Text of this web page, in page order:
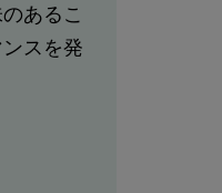
あるこ
スを発